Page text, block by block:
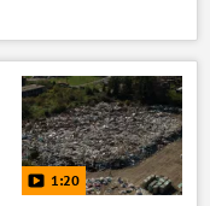
1:20